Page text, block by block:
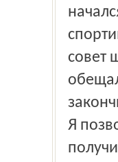
совет
Я